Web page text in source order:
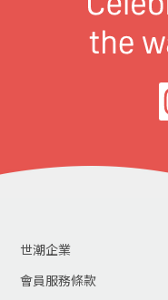
世潮企業
會員服務條款